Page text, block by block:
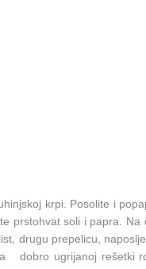
krpi. Posolite i
prstohvat soli i papra.
drugu prepelicu,
ugrijanoj rešetki